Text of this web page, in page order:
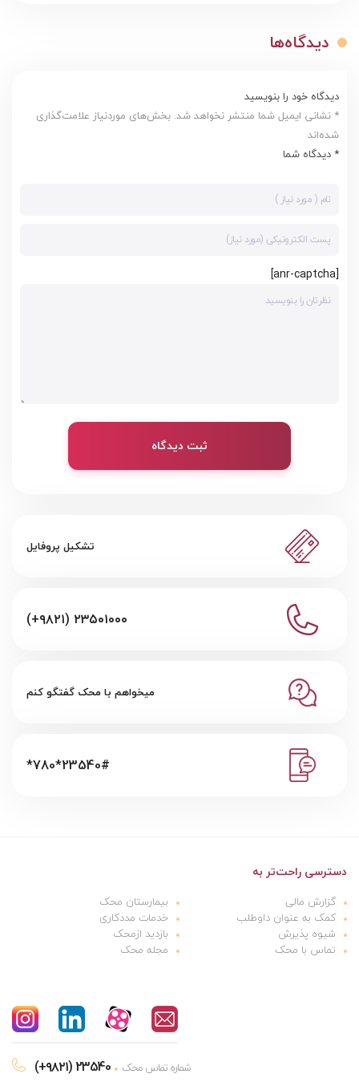
دیدگاه‌ها
دیدگاه خود را بنویسید
* نشانی ایمیل شما منتشر نخواهد شد. بخش‌های موردنیاز علامت‌گذاری
شده‌اند
* دیدگاه شما
[anr-captcha]
ثبت دیدگاه
تشکیل پروفایل
(+۹۸۲۱) ۲۳۵۰۱۰۰۰
میخواهم با محک گفتگو کنم
*780*23540#
دسترسی راحت‌تر به
گزارش مالی
بیمارستان محک
کمک به عنوان داوطلب
خدمات مددکاری
شیوه پذیرش
بازدید ازمحک
تماس با محک
مجله محک
(+۹۸۲۱) 23540 شماره تماس محک